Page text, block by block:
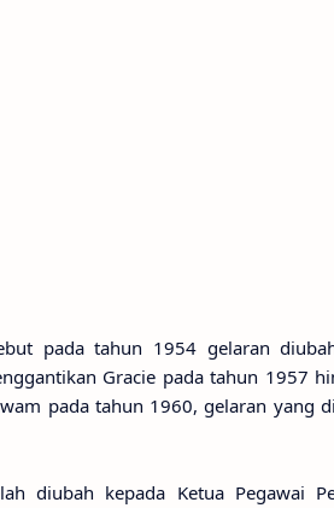
pada tahun 1954 gelaran
Gracie pada tahun 1957
pada tahun 1960, gelaran yang
diubah kepada Ketua Pegawai